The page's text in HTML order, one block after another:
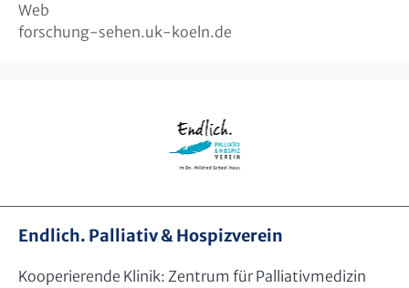
Web
forschung-sehen.uk-koeln.de
Endlich. Palliativ & Hospizverein
Kooperierende Klinik: Zentrum für Palliativmedizin